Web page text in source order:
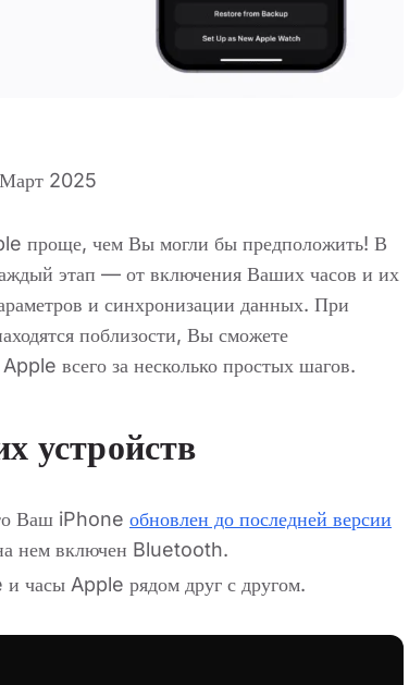
2025
проще, чем Вы могли бы предположить! В
этап — от включения Ваших часов и их
и синхронизации данных. При
поблизости, Вы сможете
всего за несколько простых шагов.
устройств
Ваш iPhone обновлен до последней версии
нем включен Bluetooth.
часы Apple рядом друг с другом.